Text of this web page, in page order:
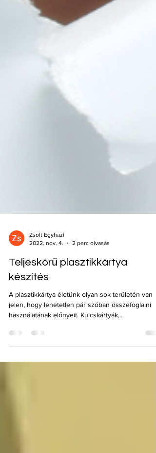
Teljeskörű plasztikkártya
készítés
A plasztikkártya életünk olyan sok területén van
jelen, hogy lehetetlen pár szóban összefoglalni